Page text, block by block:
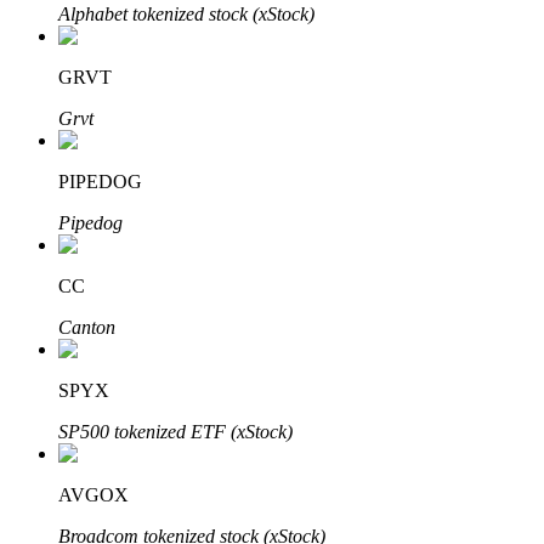
Blocages BTR
Des investissements exclusifs pour les détenteurs de BTR
Alphabet tokenized stock (xStock)
GRVT
Grvt
PIPEDOG
Pipedog
CC
Canton
SPYX
SP500 tokenized ETF (xStock)
AVGOX
Broadcom tokenized stock (xStock)